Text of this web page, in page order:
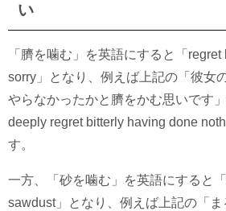
い
「臍を噛む」を英語にすると「
sorry」となり、例えば上記の「彼女
やらなかったかと臍をかむ思いです
deeply regret bitterly having done
す。
一方、「砂を噛む」を英語にすると
sawdust」となり、例えば上記の「ま